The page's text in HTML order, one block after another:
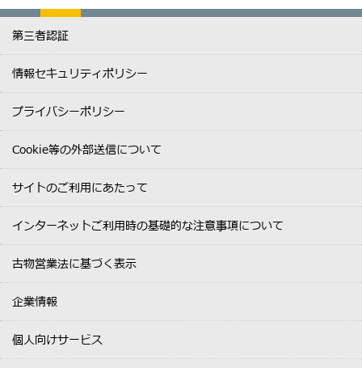
第三者認証
情報セキュリティポリシー
プライバシーポリシー
Cookie等の外部送信について
サイトのご利用にあたって
インターネットご利用時の基礎的な注意事項について
古物営業法に基づく表示
企業情報
個人向けサービス